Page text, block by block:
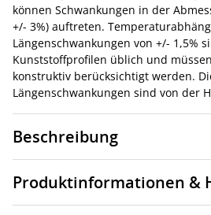
können Schwankungen in der
+/- 3%) auftreten.
Längenschwankungen von +/- 1,5%
Kunststoffprofilen üblich und
konstruktiv berücksichtigt werden.
Längenschwankungen sind von der
Beschreibung
Produktinformationen &